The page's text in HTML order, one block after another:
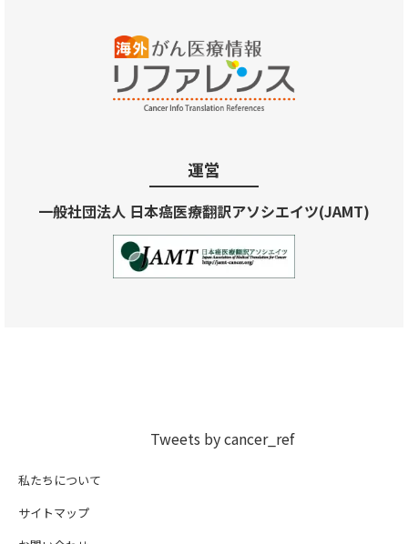
運営
一般社団法人 日本癌医療翻訳アソシエイツ(JAMT)
Tweets by cancer_ref
私たちについて
サイトマップ